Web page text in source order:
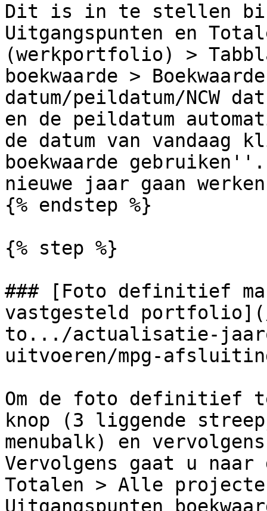
Dit is in te stellen
Uitgangspunten en
(werkportfolio) >
boekwaarde >
datum/peildatum/NCW
en de peildatum
de datum van
boekwaarde
nieuwe jaar gaan
{% endstep %}
{% step %}
### [Foto definitief
vastgesteld
to.../actualisatie-
uitvoeren/mpg-
Om de foto definitief
knop (3 liggende
menubalk) en
Vervolgens gaat u naar
Totalen > Alle
Uitgangspunten